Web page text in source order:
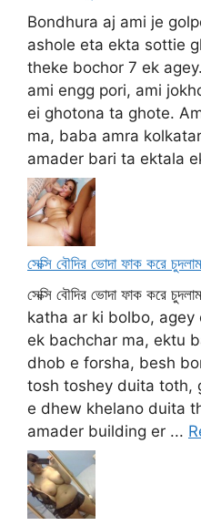
Bondhura aj ami je
ashole eta ekta sottie
theke bochor 7 ek
ami engg pori, ami
ei ghotona ta ghote.
ma, baba amra
amader bari ta ektala
সেক্সি বৌদির ভোদা ফাক করে চুদলাম
সেক্সি বৌদির ভোদা ফাক করে
katha ar ki bolbo,
ek bachchar ma, ektu
dhob e forsha, besh
tosh toshey duita toth,
e dhew khelano duita
amader building er ...